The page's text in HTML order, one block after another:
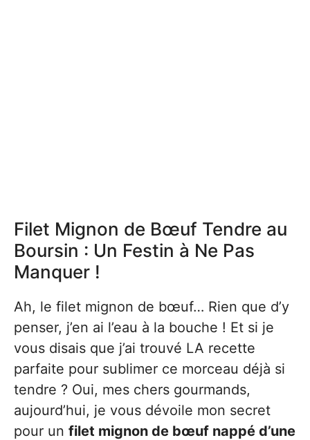
Filet Mignon de Bœuf Tendre au
Boursin : Un Festin à Ne Pas
Manquer !
Ah, le filet mignon de bœuf… Rien que d’y
penser, j’en ai l’eau à la bouche ! Et si je
vous disais que j’ai trouvé LA recette
parfaite pour sublimer ce morceau déjà si
tendre ? Oui, mes chers gourmands,
aujourd’hui, je vous dévoile mon secret
pour un filet mignon de bœuf nappé d’une